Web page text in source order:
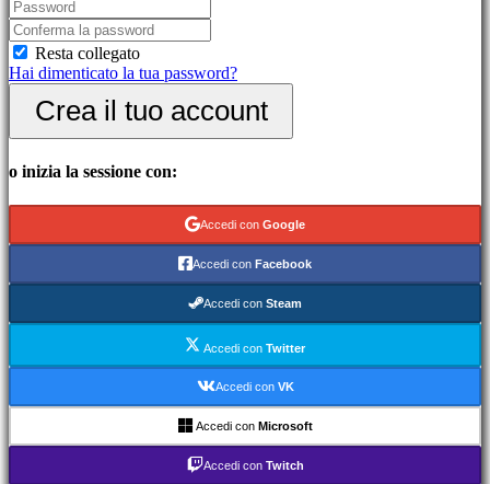
picchiaduro
Demo
Community
Eventi
gioco
Media
Forum
Gifts
Plays
FAQ
Resta collegato
Hai dimenticato la tua password?
Crea il tuo account
o inizia la sessione con:
Accedi con Google
Accedi con Facebook
Accedi con Steam
Accedi conTwitter
Accedi con VK
Accedi con Microsoft
Accedi con Twitch